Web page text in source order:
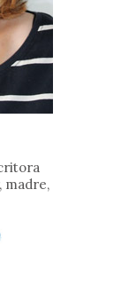
madre,